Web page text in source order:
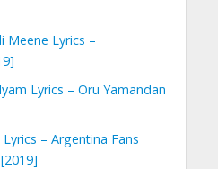
Meene Lyrics –
Lyrics – Oru Yamandan
– Argentina Fans